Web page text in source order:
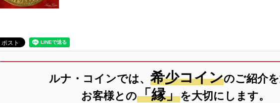
ルナ・コインでは、 希少コインのご紹介
お客様との「縁」を大切にします。